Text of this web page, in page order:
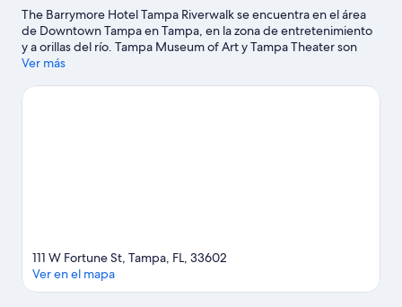
The Barrymore Hotel Tampa Riverwalk se encuentra en el área
de Downtown Tampa en Tampa, en la zona de entretenimiento
y a orillas del río. Tampa Museum of Art y Tampa Theater son
lugares culturales emblemáticos, y algunos de los puntos de
ZooTampa en Lowry Park. Asiste a un evento o partido en
Ver más
111 W Fortune St, Tampa, FL, 33602
Ver en el mapa